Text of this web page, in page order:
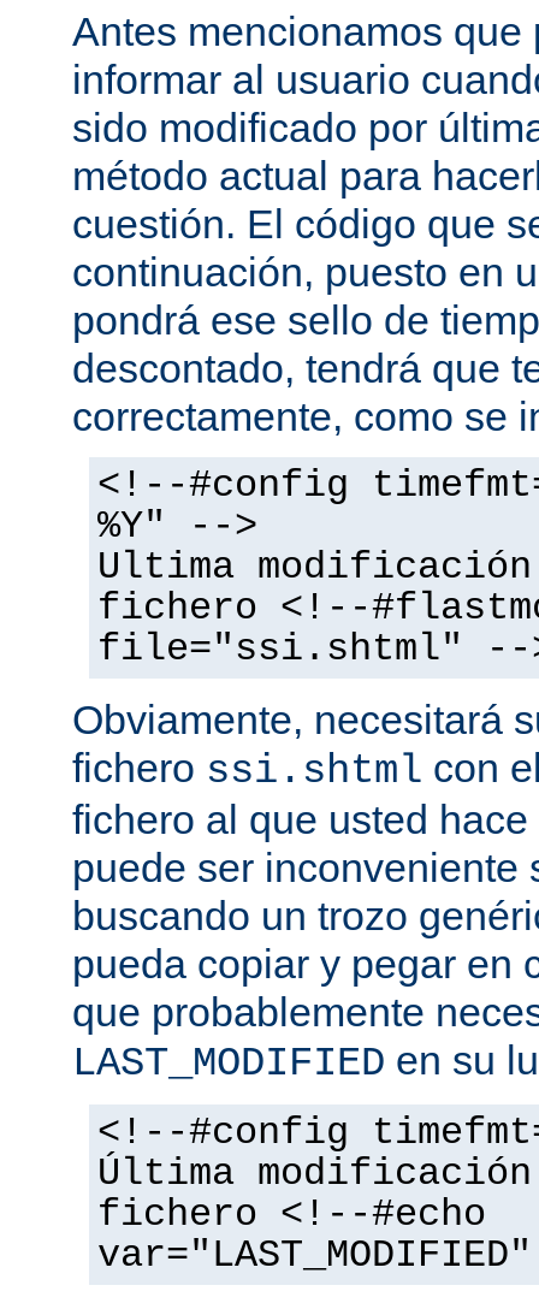
Antes mencionamos que
informar al usuario
sido modificado por
método actual para
cuestión. El código que
continuación, puesto en
pondrá ese sello de
descontado, tendrá que
correctamente, como se
<!--#config
%Y" -->
Ultima
fichero <!--
file="ssi.shtml" --
Obviamente, necesitará
fichero ssi.shtml con
fichero al que usted
puede ser inconveniente
buscando un trozo
pueda copiar y pegar en
que probablemente
LAST_MODIFIED en su
<!--#config
Última
fichero <!--#echo